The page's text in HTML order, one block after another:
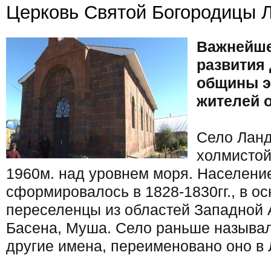
Церковь Святой Богородицы
общины
жителей
Село
1960м. над уровнем моря.
сформировалось в 1828-1830гг., в
переселенцы из областей
Басена, Муша. Село раньше
другие имена, переименовано оно в